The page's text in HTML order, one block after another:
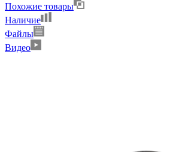
Похожие товары
Наличие
Файлы
Видео